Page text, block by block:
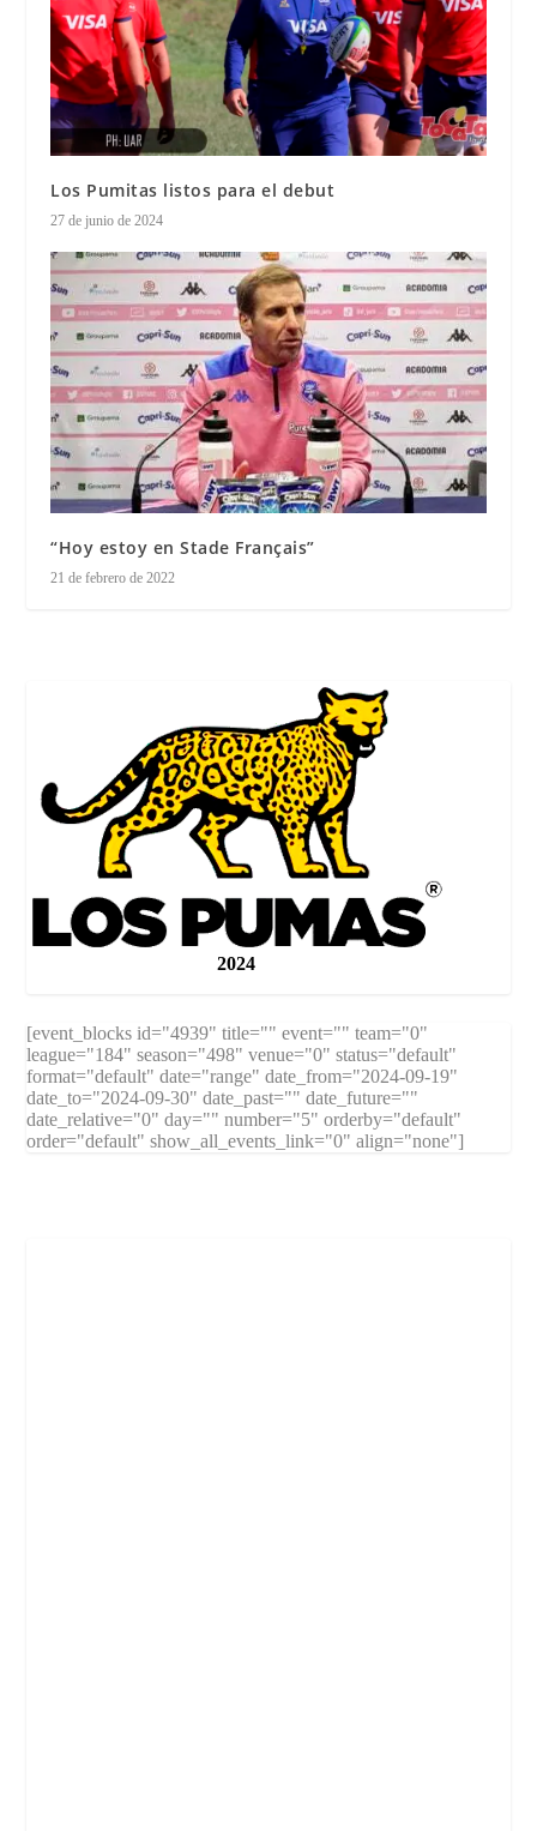
Los Pumitas listos para el debut
27 de junio de 2024
“Hoy estoy en Stade Français”
21 de febrero de 2022
2024
[event_blocks id="4939" title="" event="" team="0"
league="184" season="498" venue="0" status="default"
format="default" date="range" date_from="2024-09-19"
date_to="2024-09-30" date_past="" date_future=""
date_relative="0" day="" number="5" orderby="default"
order="default" show_all_events_link="0" align="none"]